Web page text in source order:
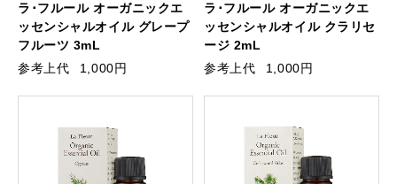
ラ･フルール オーガニックエ
ッセンシャルオイル グレープ
フルーツ 3mL
参考上代
1,000円
ラ･フルール オーガニックエ
ッセンシャルオイル クラリセ
ージ 2mL
参考上代
1,000円